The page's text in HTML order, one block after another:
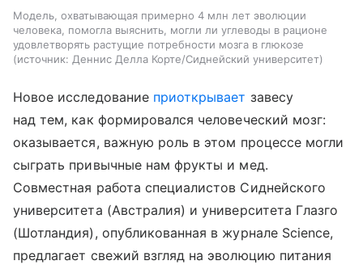
Модель, охватывающая примерно 4 млн лет эволюции
человека, помогла выяснить, могли ли углеводы в рационе
удовлетворять растущие потребности мозга в глюкозе
источник: Деннис Делла Корте/Сиднейский университет
Новое исследование приоткрывает завесу
над тем, как формировался человеческий мозг:
оказывается, важную роль в этом процессе могли
сыграть привычные нам фрукты и мед.
Совместная работа специалистов Сиднейского
университета (Австралия) и университета Глазго
(Шотландия), опубликованная в журнале Science,
предлагает свежий взгляд на эволюцию питания